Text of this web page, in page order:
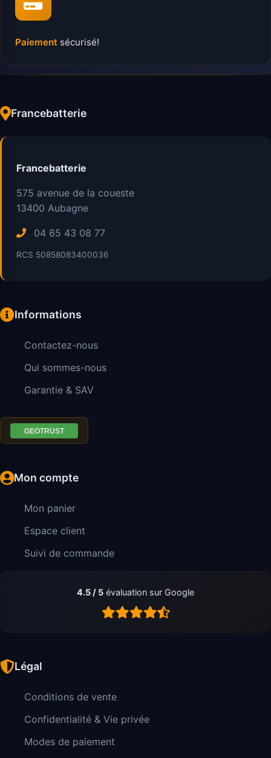
Paiement sécurisé!
Francebatterie
Francebatterie
575 avenue de la coueste
13400 Aubagne
04 65 43 08 77
RCS 50858083400036
Informations
Contactez-nous
Qui sommes-nous
Garantie & SAV
Mon compte
Mon panier
Espace client
Suivi de commande
4.5 / 5 évaluation sur Google
Légal
Conditions de vente
Confidentialité & Vie privée
Modes de paiement